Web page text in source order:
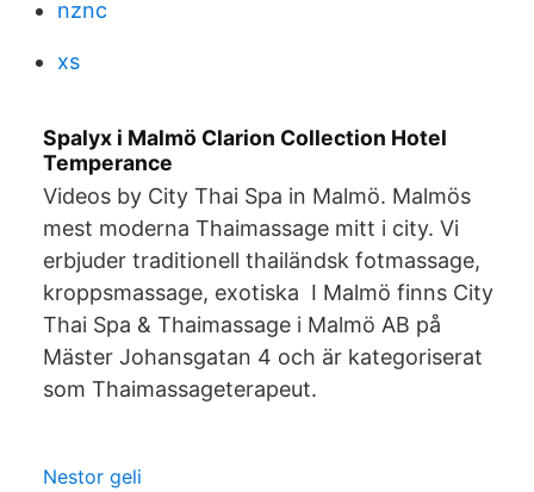
nznc
xs
Spalyx i Malmö Clarion Collection Hotel
Temperance
Videos by City Thai Spa in Malmö. Malmös
mest moderna Thaimassage mitt i city. Vi
erbjuder traditionell thailändsk fotmassage,
kroppsmassage, exotiska I Malmö finns City
Thai Spa & Thaimassage i Malmö AB på
Mäster Johansgatan 4 och är kategoriserat
som Thaimassageterapeut.
Nestor geli